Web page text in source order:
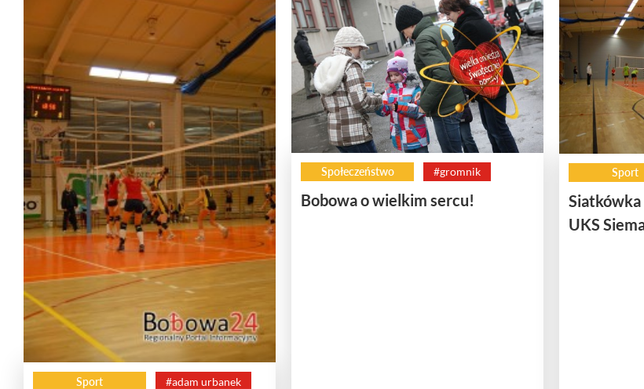
Sport #adam urbanek
Społeczeństwo #gromnik
Bobowa o wielkim sercu!
Sport
Siatkówka
UKS